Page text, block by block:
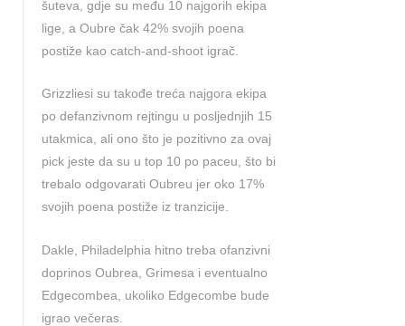
šuteva, gdje su među 10 najgorih ekipa
lige, a Oubre čak 42% svojih poena
postiže kao catch-and-shoot igrač.
Grizzliesi su takođe treća najgora ekipa
po defanzivnom rejtingu u posljednjih 15
utakmica, ali ono što je pozitivno za ovaj
pick jeste da su u top 10 po paceu, što bi
trebalo odgovarati Oubreu jer oko 17%
svojih poena postiže iz tranzicije.
Dakle, Philadelphia hitno treba ofanzivni
doprinos Oubrea, Grimesa i eventualno
Edgecombea, ukoliko Edgecombe bude
igrao večeras.